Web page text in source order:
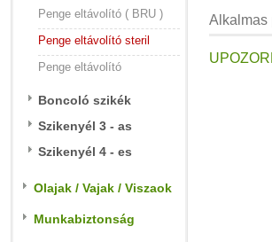
Penge eltávolító ( BRU )
Penge eltávolító steril
Penge eltávolító
Boncoló szikék
Szikenyél 3 - as
Szikenyél 4 - es
Olajak / Vajak / Viszaok
Munkabiztonság
Alkalmas